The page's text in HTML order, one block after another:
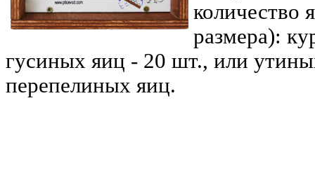
количество
размера):
гусиных яиц - 20 шт., или
перепелиных яиц.